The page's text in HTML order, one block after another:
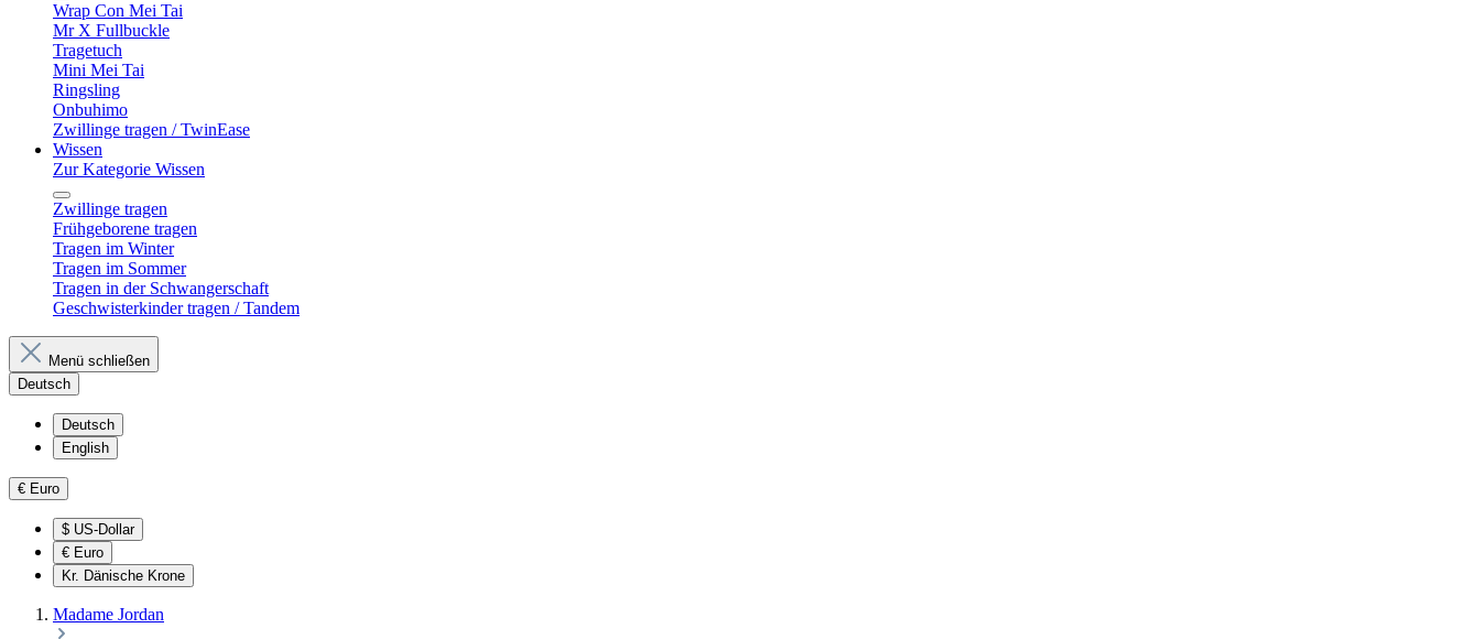
Wrap Con Mei Tai
Mr X Fullbuckle
Tragetuch
Mini Mei Tai
Ringsling
Onbuhimo
Zwillinge tragen / TwinEase
Wissen
Zur Kategorie Wissen
Zwillinge tragen
Frühgeborene tragen
Tragen im Winter
Tragen im Sommer
Tragen in der Schwangerschaft
Geschwisterkinder tragen / Tandem
Menü schließen
Deutsch
Deutsch
English
€ Euro
$ US-Dollar
€ Euro
Kr. Dänische Krone
Madame Jordan